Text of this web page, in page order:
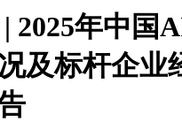
2025年中国
及标杆企业